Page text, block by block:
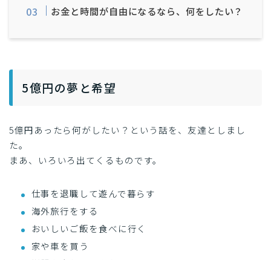
お金と時間が自由になるなら、何をしたい？
5億円の夢と希望
5億円あったら何がしたい？という話を、友達としまし
た。
まあ、いろいろ出てくるものです。
仕事を退職して遊んで暮らす
海外旅行をする
おいしいご飯を食べに行く
家や車を買う